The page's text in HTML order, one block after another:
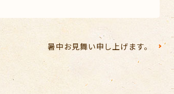
暑中お見舞い申し上げます。